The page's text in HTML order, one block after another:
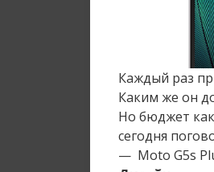
Каждый раз
Каким же он
Но бюджет
сегодня
— Moto G5s